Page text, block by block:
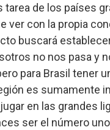
tarea de los países
ver con la propia
buscará
no nos pasa y
para Brasil tener
es sumamente
en las grandes
ser el número